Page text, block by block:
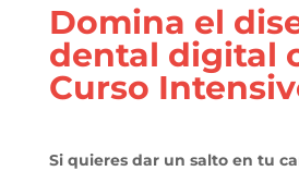
Domina el
dental digital
Curso
Si quieres dar un salto en tu